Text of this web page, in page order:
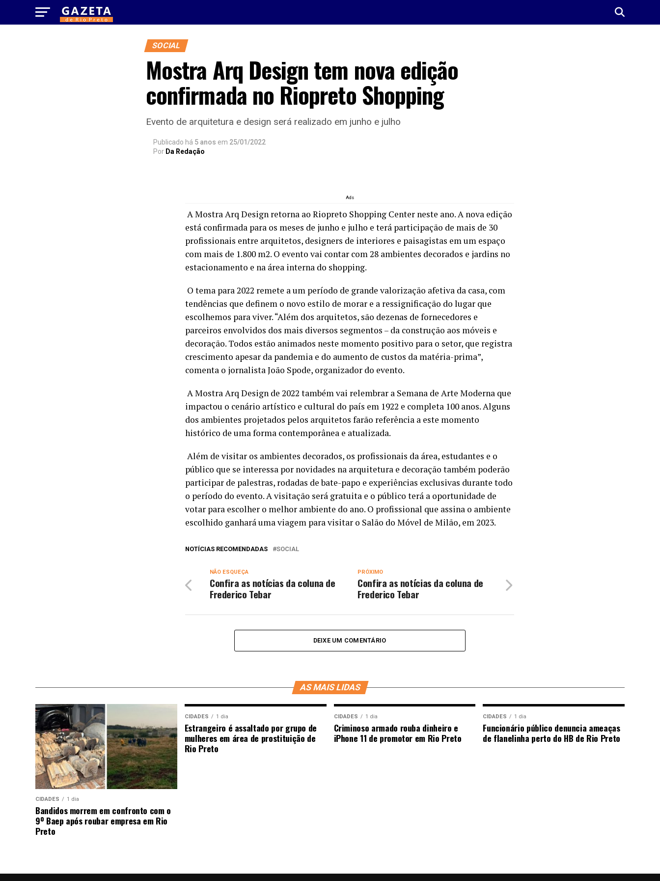
SOCIAL
Mostra Arq Design tem nova edição
confirmada no Riopreto Shopping
Evento de arquitetura e design será realizado em junho e julho
Publicado há 5 anos em 25/01/2022
Por Da Redação
Ads
A Mostra Arq Design retorna ao Riopreto Shopping Center neste ano. A nova edição
está confirmada para os meses de junho e julho e terá participação de mais de 30
profissionais entre arquitetos, designers de interiores e paisagistas em um espaço
com mais de 1.800 m2. O evento vai contar com 28 ambientes decorados e jardins no
estacionamento e na área interna do shopping.
O tema para 2022 remete a um período de grande valorização afetiva da casa, com
tendências que definem o novo estilo de morar e a ressignificação do lugar que
escolhemos para viver. “Além dos arquitetos, são dezenas de fornecedores e
parceiros envolvidos dos mais diversos segmentos – da construção aos móveis e
decoração. Todos estão animados neste momento positivo para o setor, que registra
crescimento apesar da pandemia e do aumento de custos da matéria-prima”,
comenta o jornalista João Spode, organizador do evento.
A Mostra Arq Design de 2022 também vai relembrar a Semana de Arte Moderna que
impactou o cenário artístico e cultural do país em 1922 e completa 100 anos. Alguns
dos ambientes projetados pelos arquitetos farão referência a este momento
histórico de uma forma contemporânea e atualizada.
Além de visitar os ambientes decorados, os profissionais da área, estudantes e o
público que se interessa por novidades na arquitetura e decoração também poderão
participar de palestras, rodadas de bate-papo e experiências exclusivas durante todo
o período do evento. A visitação será gratuita e o público terá a oportunidade de
votar para escolher o melhor ambiente do ano. O profissional que assina o ambiente
escolhido ganhará uma viagem para visitar o Salão do Móvel de Milão, em 2023.
NOTÍCIAS RECOMENDADAS SOCIAL
PRÓXIMO
Confira as notícias da coluna de
Frederico Tebar
NÃO ESQUEÇA
Confira as notícias da coluna de
Frederico Tebar
DEIXE UM COMENTÁRIO
AS MAIS LIDAS
CIDADES 1 dia
Bandidos morrem em confronto com o
9º Baep após roubar empresa em Rio
Preto
CIDADES 1 dia
Estrangeiro é assaltado por grupo de
mulheres em área de prostituição de
Rio Preto
CIDADES 1 dia
Criminoso armado rouba dinheiro e
iPhone 11 de promotor em Rio Preto
CIDADES 1 dia
Funcionário público denuncia ameaças
de flanelinha perto do HB de Rio Preto